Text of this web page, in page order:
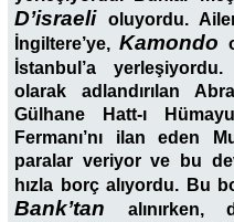
D’israeli
oluyordu.
İngiltere’ye,Kamondo
İstanbul’a
olarak adlandırılan
Gülhane Hatt-ı
Fermanı’nı ilan eden
paralar veriyor ve bu
hızla borç alıyordu. Bu
Bank’tan
alınırken,